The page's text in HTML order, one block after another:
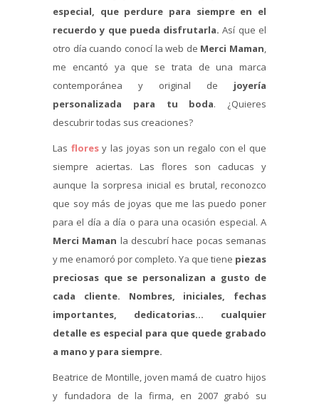
especial, que perdure para siempre en el
recuerdo y que pueda disfrutarla. Así que el
otro día cuando conocí la web de Merci Maman,
me encantó ya que se trata de una marca
contemporánea y original de joyería
personalizada para tu boda. ¿Quieres
descubrir todas sus creaciones?
Las floresy las joyas son un regalo con el que
siempre aciertas. Las flores son caducas y
aunque la sorpresa inicial es brutal, reconozco
que soy más de joyas que me las puedo poner
para el día a día o para una ocasión especial. A
Merci Maman la descubrí hace pocas semanas
y me enamoró por completo. Ya que tiene piezas
preciosas que se personalizan a gusto de
cada cliente. Nombres, iniciales, fechas
importantes, dedicatorias… cualquier
detalle es especial para que quede grabado
a mano y para siempre.
Beatrice de Montille, joven mamá de cuatro hijos
y fundadora de la firma, en 2007 grabó su